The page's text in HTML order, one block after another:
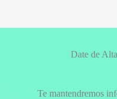
Date de
Te mantendremos